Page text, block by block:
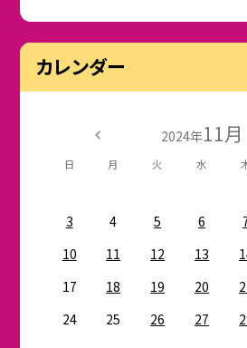
カレンダー
2024年11月
日 月 火 水
3
4 5 6
10
11 12 13
17
18 19 20
24
25 26 27